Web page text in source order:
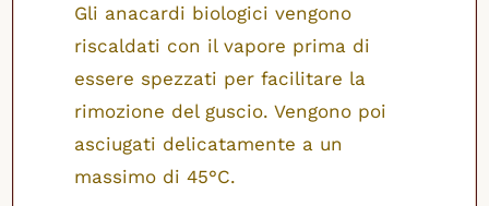
Gli anacardi biologici vengono
riscaldati con il vapore prima di
essere spezzati per facilitare la
rimozione del guscio. Vengono poi
asciugati delicatamente a un
massimo di 45°C.